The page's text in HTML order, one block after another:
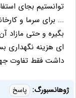
توانستیم بجای
... برای سرما و
بگیره و حتی مازاد
ای هزینه نگهداری
داشت فقط تفاوت
ژوهانسبورگ: پاسخ